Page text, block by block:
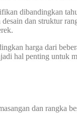
dibandingkan
dan struktur
harga dari
hal penting
dan rangka